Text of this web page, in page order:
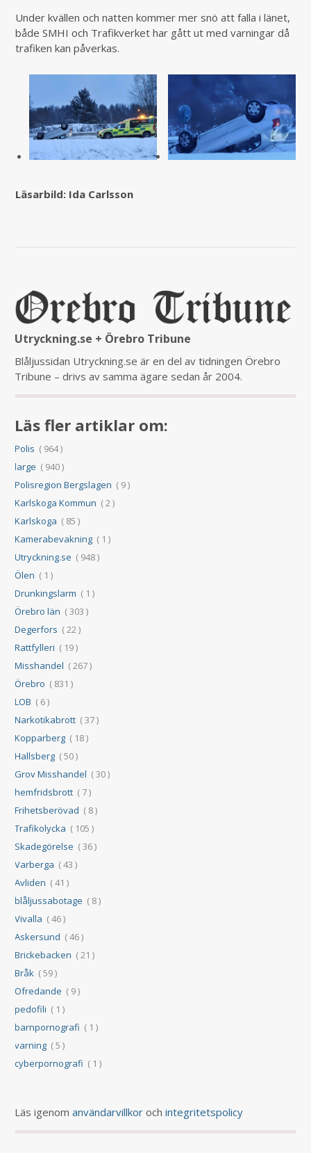
Under kvällen och natten kommer mer snö att falla i länet,
både SMHI och Trafikverket har gått ut med varningar då
trafiken kan påverkas.
Läsarbild: Ida Carlsson
Utryckning.se + Örebro Tribune
Blåljussidan Utryckning.se är en del av tidningen Örebro
Tribune – drivs av samma ägare sedan år 2004.
Läs fler artiklar om:
Polis ( 964 )
large ( 940 )
Polisregion Bergslagen ( 9 )
Karlskoga Kommun ( 2 )
Karlskoga ( 85 )
Kamerabevakning ( 1 )
Utryckning.se ( 948 )
Ölen ( 1 )
Drunkingslarm ( 1 )
Örebro län ( 303 )
Degerfors ( 22 )
Rattfylleri ( 19 )
Misshandel ( 267 )
Örebro ( 831 )
LOB ( 6 )
Narkotikabrott ( 37 )
Kopparberg ( 18 )
Hallsberg ( 50 )
Grov Misshandel ( 30 )
hemfridsbrott ( 7 )
Frihetsberövad ( 8 )
Trafikolycka ( 105 )
Skadegörelse ( 36 )
Varberga ( 43 )
Avliden ( 41 )
blåljussabotage ( 8 )
Vivalla ( 46 )
Askersund ( 46 )
Brickebacken ( 21 )
Bråk ( 59 )
Ofredande ( 9 )
pedofili ( 1 )
barnpornografi ( 1 )
varning ( 5 )
cyberpornografi ( 1 )
Läs igenomanvändarvillkor ochintegritetspolicy